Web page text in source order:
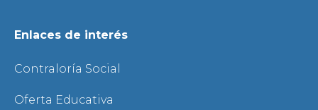
Enlaces de interés
Contraloría Social
Oferta Educativa